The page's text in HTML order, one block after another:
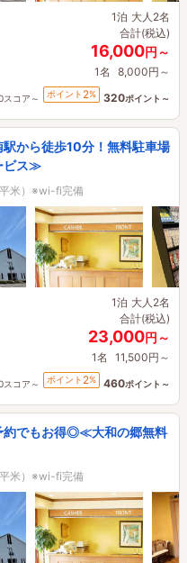
1泊 大人2名
合計(税込)
16,000円～
1名 8,000円～
スコア～ ポイント 2% 320ポイント～
から徒歩10分！無料駐車場
ビス≫
米）※wi-fi完備
1泊 大人2名
合計(税込)
23,000円～
1名 11,500円～
スコア～ ポイント 2% 460ポイント～
でもお得◎≪大和の郷無料
米）※wi-fi完備